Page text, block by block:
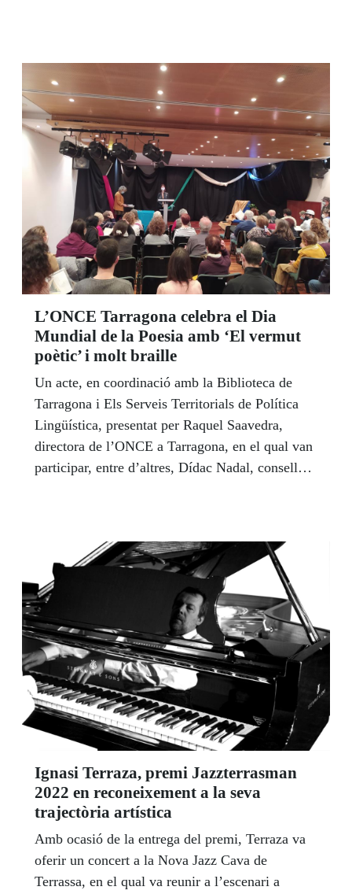
L’ONCE Tarragona celebra el Dia
Mundial de la Poesia amb ‘El vermut
poètic’ i molt braille
Un acte, en coordinació amb la Biblioteca de
Tarragona i Els Serveis Territorials de Política
Lingüística, presentat per Raquel Saavedra,
directora de l’ONCE a Tarragona, en el qual van
participar, entre d’altres, Dídac Nadal, conseller
Ignasi Terraza, premi Jazzterrasman
2022 en reconeixement a la seva
trajectòria artística
Amb ocasió de la entrega del premi, Terraza va
oferir un concert a la Nova Jazz Cava de
Terrassa, en el qual va reunir a l’escenari a